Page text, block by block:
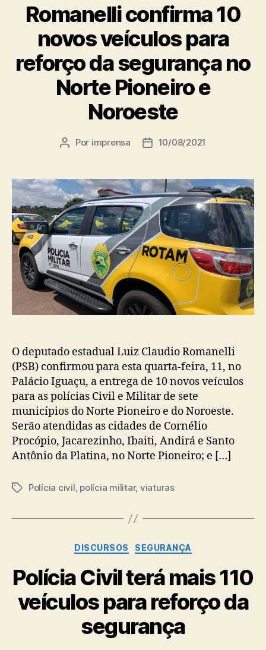
Romanelli confirma 10
novos veículos para
reforço da segurança no
Norte Pioneiro e
Noroeste
Autor
Por imprensa
Data10/08/2021
O deputado estadual Luiz Claudio Romanelli
(PSB) confirmou para esta quarta-feira, 11, no
Palácio Iguaçu, a entrega de 10 novos veículos
para as polícias Civil e Militar de sete
municípios do Norte Pioneiro e do Noroeste.
Serão atendidas as cidades de Cornélio
Procópio, Jacarezinho, Ibaiti, Andirá e Santo
Antônio da Platina, no Norte Pioneiro; e […]
TagsPolícia civil, polícia militar, viaturas
Categorias
DISCURSOS SEGURANÇA
Polícia Civil terá mais 110
veículos para reforço da
segurança